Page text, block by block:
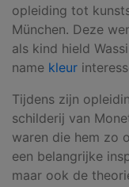
opleiding tot
München. Deze
als kind hield
name kleur
Tijdens zijn
schilderij van
waren die hem zo
een belangrijke
maar ook de